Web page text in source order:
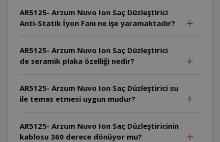
AR5125- Arzum Nuvo Ion Saç Düzleştirici
Anti-Statik İyon Fanı ne işe yaramaktadır?
AR5125- Arzum Nuvo Ion Saç Düzleştirici
de seramik plaka özelliği nedir?
AR5125- Arzum Nuvo Ion Saç Düzleştirici su
ile temas etmesi uygun mudur?
AR5125- Arzum Nuvo Ion Saç Düzleştiricinin
kablosu 360 derece dönüyor mu?